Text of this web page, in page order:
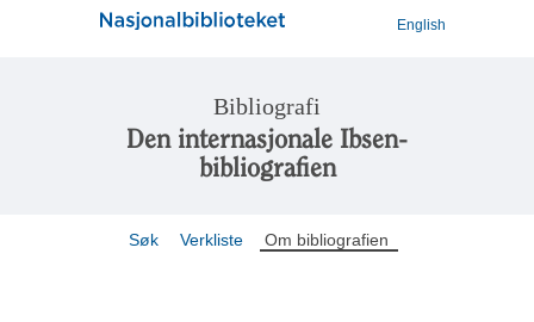
English
Bibliografi
Den internasjonale Ibsen-
bibliografien
Søk Verkliste Om bibliografien